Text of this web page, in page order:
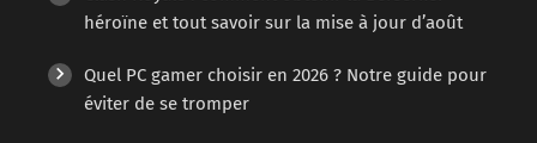
héroïne et tout savoir sur la mise à jour d’août
Quel PC gamer choisir en 2026 ? Notre guide pour
éviter de se tromper